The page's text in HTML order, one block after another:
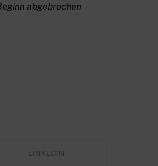
abgebrochen
LINKEDIN